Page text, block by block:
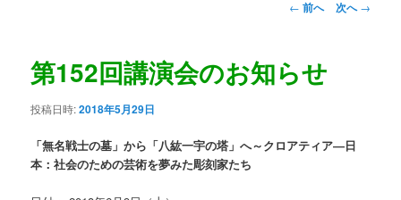
投
ビ
ゲ
ン
← 前へ 次へ→
第152回講演会のお知らせ
投稿日時:2018年5月29日
「無名戦士の墓」から「八紘一宇の塔」へ～クロアティア―日
本：社会のための芸術を夢みた彫刻家たち